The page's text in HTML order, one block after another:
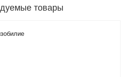
товары